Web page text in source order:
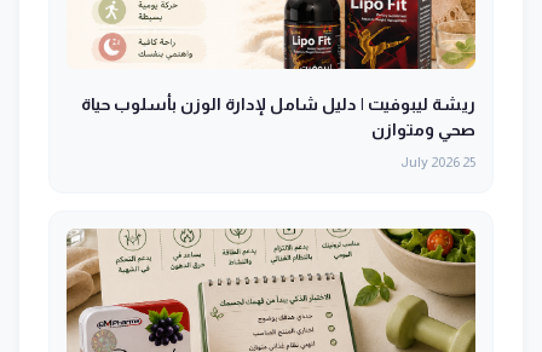
ريشة ليبوفيت | دليل شامل لإدارة الوزن بأسلوب حياة
صحي ومتوازن
25 July 2026